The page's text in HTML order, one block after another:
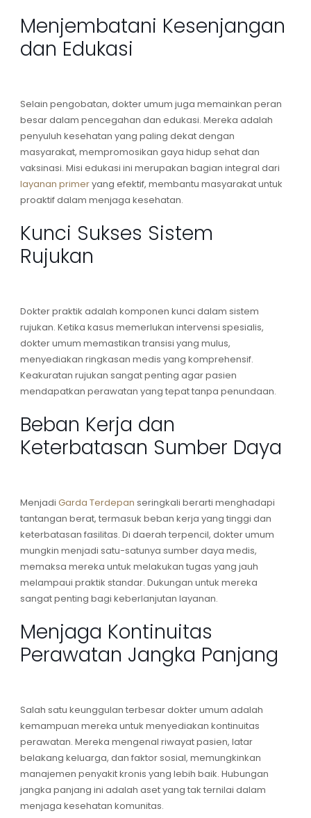
Menjembatani Kesenjangan
dan Edukasi
Selain pengobatan, dokter umum juga memainkan peran
besar dalam pencegahan dan edukasi. Mereka adalah
penyuluh kesehatan yang paling dekat dengan
masyarakat, mempromosikan gaya hidup sehat dan
vaksinasi. Misi edukasi ini merupakan bagian integral dari
layanan primeryang efektif, membantu masyarakat untuk
proaktif dalam menjaga kesehatan.
Kunci Sukses Sistem
Rujukan
Dokter praktik adalah komponen kunci dalam sistem
rujukan. Ketika kasus memerlukan intervensi spesialis,
dokter umum memastikan transisi yang mulus,
menyediakan ringkasan medis yang komprehensif.
Keakuratan rujukan sangat penting agar pasien
mendapatkan perawatan yang tepat tanpa penundaan.
Beban Kerja dan
Keterbatasan Sumber Daya
Menjadi Garda Terdepan seringkali berarti menghadapi
tantangan berat, termasuk beban kerja yang tinggi dan
keterbatasan fasilitas. Di daerah terpencil, dokter umum
mungkin menjadi satu-satunya sumber daya medis,
memaksa mereka untuk melakukan tugas yang jauh
melampaui praktik standar. Dukungan untuk mereka
sangat penting bagi keberlanjutan layanan.
Menjaga Kontinuitas
Perawatan Jangka Panjang
Salah satu keunggulan terbesardokter umum adalah
kemampuan mereka untuk menyediakan kontinuitas
perawatan. Mereka mengenal riwayat pasien, latar
belakang keluarga, dan faktor sosial, memungkinkan
manajemen penyakit kronis yang lebih baik. Hubungan
jangka panjang ini adalah aset yang tak ternilai dalam
menjaga kesehatan komunitas.